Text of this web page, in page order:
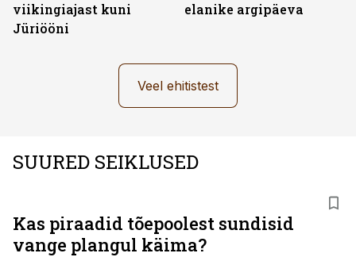
viikingiajast kuni
Jüriööni
elanike argipäeva
Veel ehitistest
SUURED SEIKLUSED
Kas piraadid tõepoolest sundisid
vange plangul käima?